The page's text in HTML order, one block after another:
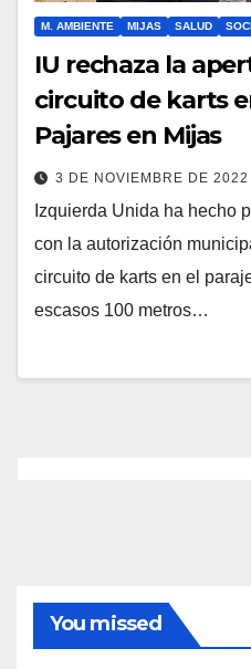
M. AMBIENTE MIJAS SALUD
IU rechaza la
circuito de karts
Pajares en Mijas
3 DE NOVIEMBRE DE 2022
Izquierda Unida ha hecho
con la autorización
circuito de karts en el
escasos 100 metros…
You missed